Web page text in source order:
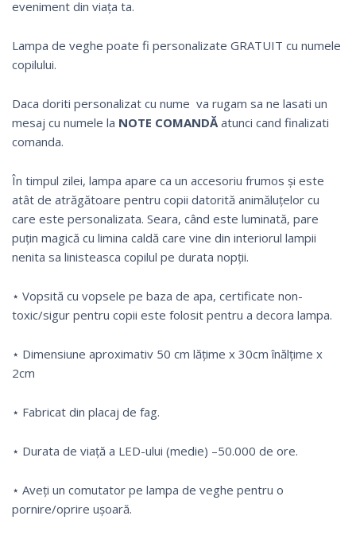
eveniment din viața ta.
Lampa de veghe poate fi personalizate GRATUIT cu numele
copilului.
Daca doriti personalizat cu nume va rugam sa ne lasati un
mesaj cu numele la NOTE COMANDĂatunci cand finalizati
comanda.
În timpul zilei, lampa apare ca un accesoriu frumos și este
atât de atrăgătoare pentru copii datorită animăluțelor cu
care este personalizata. Seara, când este luminată, pare
puțin magică cu limina caldă care vine din interiorul lampii
nenita sa linisteasca copilul pe durata nopții.
⋆ Vopsită cu vopsele pe baza de apa, certificate non-
toxic/sigur pentru copii este folosit pentru a decora lampa.
⋆ Dimensiune aproximativ 50 cm lățime x 30cm înălțime x
2cm
⋆ Fabricat din placaj de fag.
⋆ Durata de viață a LED-ului (medie) –50.000 de ore.
⋆ Aveți un comutator pe lampa de veghe pentru o
pornire/oprire ușoară.